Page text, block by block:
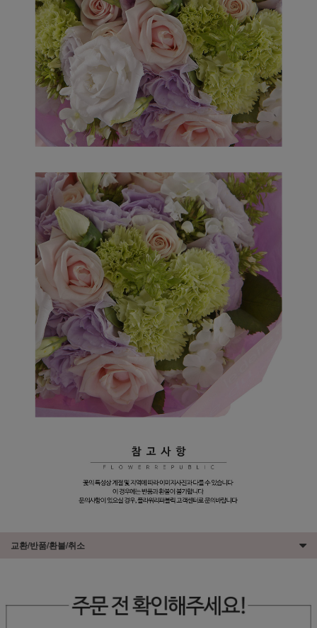
교환/반품/환불/취소